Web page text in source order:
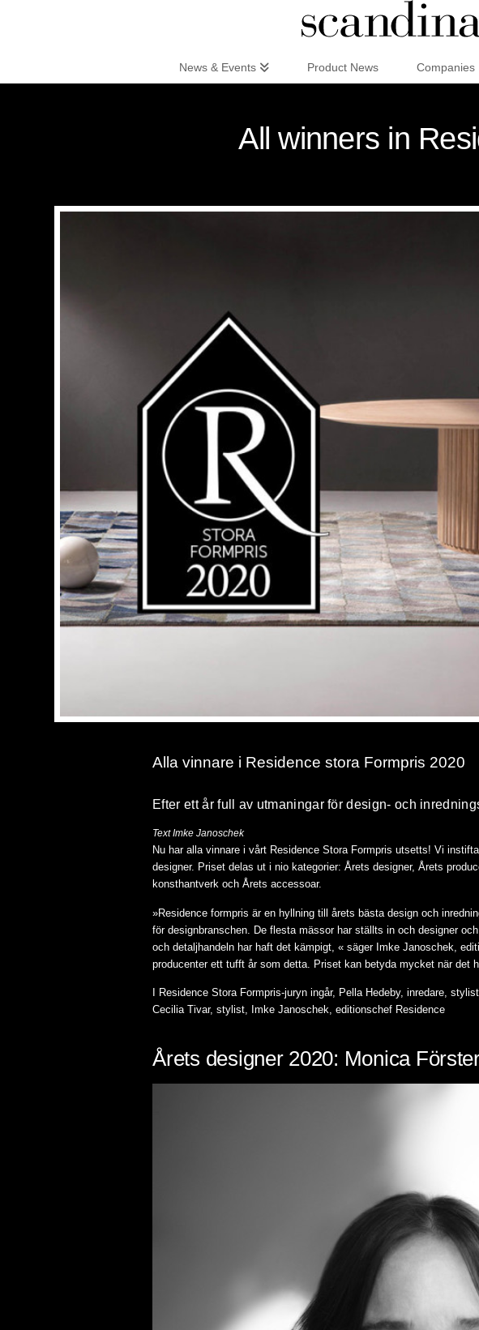
News & Events Product News Companies
All winners in
Alla vinnare i Residence stora Formpris 2020
Efter ett år full av utmaningar för design- och
TextImke Janoschek
Nu har alla vinnare i vårt Residence Stora Formpris utsetts! Vi
designer. Priset delas ut i nio kategorier: Årets designer, Årets
konsthantverk och Årets accessoar.
»Residence formpris är en hyllning till årets bästa design och
för designbranschen. De flesta mässor har ställts in och designer
och detaljhandeln har haft det kämpigt, « säger Imke Janoschek,
producenter ett tufft år som detta. Priset kan betyda mycket när det
I Residence Stora Formpris-juryn ingår, Pella Hedeby, inredare,
Cecilia Tivar, stylist, Imke Janoschek, editionschef Residence
Årets designer 2020: Monica